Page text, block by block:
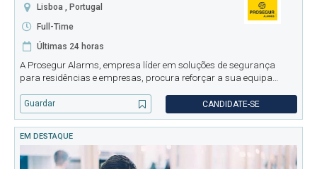
Lisboa , Portugal
Full-Time
Últimas 24 horas
A Prosegur Alarms, empresa líder em soluções de segurança
para residências e empresas, procura reforçar a sua equipa
para desenvolver e gerir clientes, promover soluções de alarmes e
monitoriz
Guardar CANDIDATE-SE
EM DESTAQUE